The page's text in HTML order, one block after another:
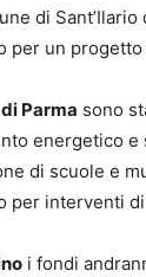
di
per un
Parma sono
energetico e
di scuole e
per interventi
i fondi